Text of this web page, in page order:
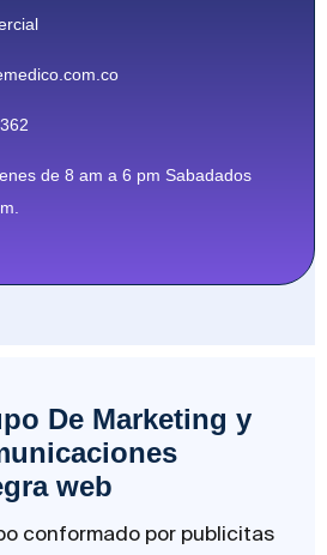
de 8 am a 6 pm Sabadados
De Marketing y
web
conformado por publicitas